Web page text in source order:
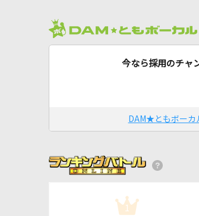
今なら採用のチャ
DAM★ともボーカ
1